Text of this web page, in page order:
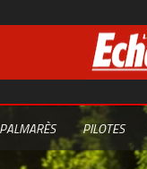
PALMARÈS PILOTES